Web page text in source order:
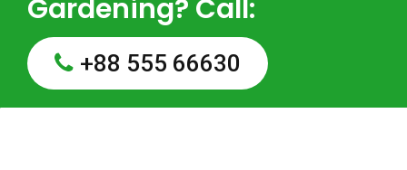
Gardening? Call:
+88 555 66630